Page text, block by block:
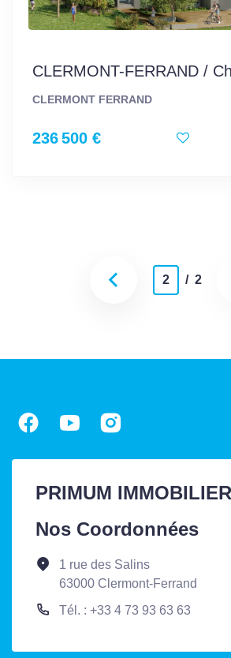
CLERMONT-FERRAND /
CLERMONT FERRAND
236 500 €
2 / 2
PRIMUM IMMOBILIER
Nos Coordonnées
1 rue des Salins
63000 Clermont-Ferrand
Tél. : +33 4 73 93 63 63